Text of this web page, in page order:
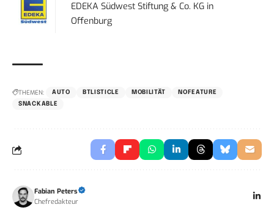
EDEKA Südwest Stiftung & Co. KG in
Offenburg
THEMEN: AUTO BTLISTICLE MOBILITÄT
NOFEATURE
SNACKABLE
Fabian Peters
Chefredakteur